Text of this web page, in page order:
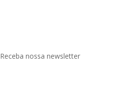
Receba nossa newsletter